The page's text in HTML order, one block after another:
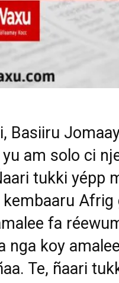
Basiiru
am solo ci
tukki yépp
Afrig
fa
nga koy
Te, ñaari